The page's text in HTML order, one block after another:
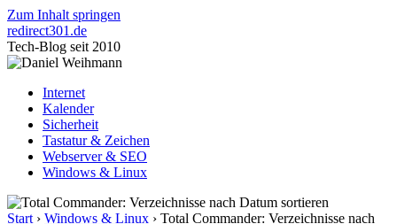
Zum Inhalt springen
redirect301 .de
Tech-Blog seit 2010
Internet
Kalender
Sicherheit
Tastatur & Zeichen
Webserver & SEO
Windows & Linux
Start › Windows & Linux › Total Commander: Verzeichnisse nach